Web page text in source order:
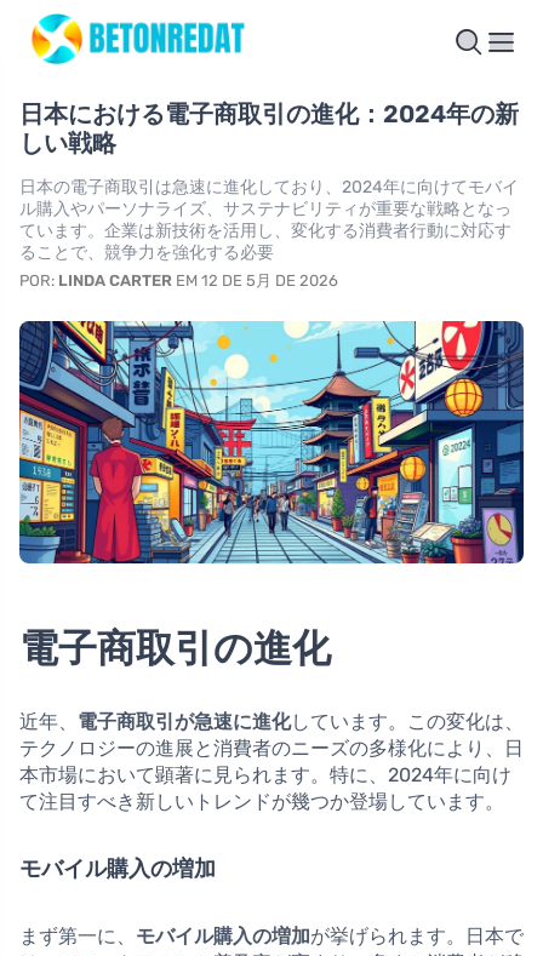
日本における電子商取引の進化：2024年の新
しい戦略
日本の電子商取引は急速に進化しており、2024年に向けてモバイ
ル購入やパーソナライズ、サステナビリティが重要な戦略となっ
ています。企業は新技術を活用し、変化する消費者行動に対応す
ることで、競争力を強化する必要
POR: LINDA CARTER EM 12 DE 5月 DE 2026
電子商取引の進化
近年、 電子商取引が急速に進化しています。この変化は、
テクノロジーの進展と消費者のニーズの多様化により、日
本市場において顕著に見られます。特に、2024年に向け
て注目すべき新しいトレンドが幾つか登場しています。
モバイル購入の増加
まず第一に、 モバイル購入の増加が挙げられます。日本で